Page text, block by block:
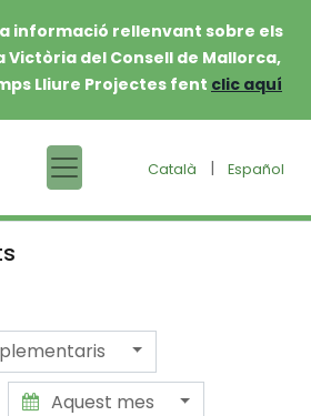
informació rellenvant sobre els
Victòria del Consell de Mallorca,
Lliure Projectes fent clic aquí
Català | Español
Aquest mes